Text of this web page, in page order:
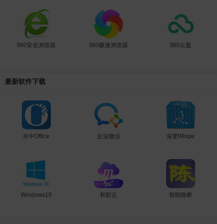
360安全浏览器 360极速浏览器 360云盘
最新软件下载
永中Office 企业微信 深度Winpe
Windows10 和彩云 智能陈桥